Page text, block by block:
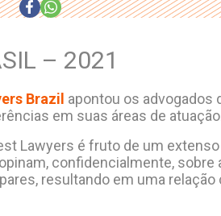
– 2021
Brazil apontou os advogados
em suas áreas de
Lawyers é fruto de um extenso
confidencialmente, sobre
resultando em uma relação